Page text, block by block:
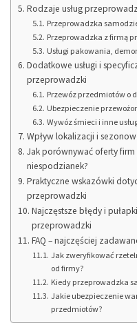
Rodzaje usług
Przeprowadzka
Przeprowadzka z firmą
Usługi pakowania,
Dodatkowe usługi i
przeprowadzki
Przewóz przedmiotów o
Ubezpieczenie
Wywóz śmieci i inne
Wpływ lokalizacji i
Jak porównywać oferty
niespodzianek?
Praktyczne wskazówki
przeprowadzki
Najczęstsze błędy i
przeprowadzki
FAQ – najczęściej
Jak zweryfikować
od firmy?
Kiedy przeprowadzka
Jakie ubezpieczenie
przedmiotów?